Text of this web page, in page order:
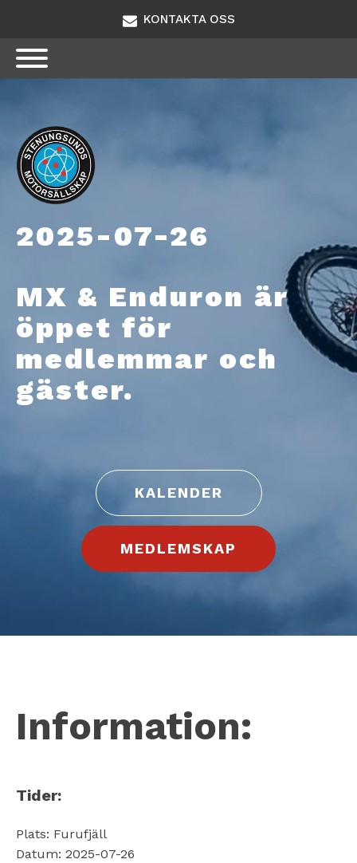
KONTAKTA OSS
2025-07-26
MX & Enduron är
öppet för
medlemmar och
gäster.
KALENDER
MEDLEMSKAP
Information:
Tider:
Plats: Furufjäll
Datum: 2025-07-26